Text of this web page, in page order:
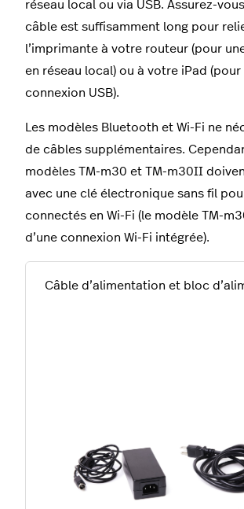
réseau local ou via USB. Assurez-
câble est suffisamment long pour
l’imprimante à votre routeur (pour
en réseau local) ou à votre iPad (pour
connexion USB).
Les modèles Bluetooth et Wi-Fi ne
de câbles supplémentaires.
modèles TM-m30 et TM-m30II
avec une clé électronique sans fil
connectés en Wi-Fi (le modèle TM-
d’une connexion Wi-Fi intégrée).
Câble d’alimentation et bloc